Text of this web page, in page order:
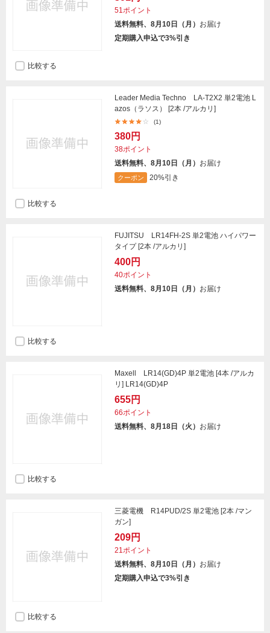
51ポイント
送料無料、8月10日（月） お届け
定期購入申込で3%引き
比較する
Leader Media Techno LA-T2X2 単2電池 L
azos（ラソス） [2本 /アルカリ]
(1)
380円
38ポイント
送料無料、8月10日（月） お届け
クーポン 20%引き
比較する
FUJITSU LR14FH-2S 単2電池 ハイパワー
タイプ [2本 /アルカリ]
400円
40ポイント
送料無料、8月10日（月） お届け
比較する
Maxell LR14(GD)4P 単2電池 [4本 /アルカ
リ] LR14(GD)4P
655円
66ポイント
送料無料、8月18日（火） お届け
比較する
三菱電機 R14PUD/2S 単2電池 [2本 /マン
ガン]
209円
21ポイント
送料無料、8月10日（月） お届け
定期購入申込で3%引き
比較する